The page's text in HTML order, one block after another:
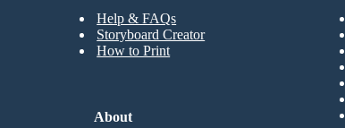
Help & FAQs
Storyboard Creator
How to Print
About